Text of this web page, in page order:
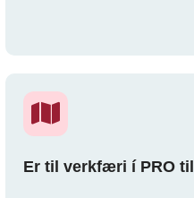
Er til verkfæri í PRO